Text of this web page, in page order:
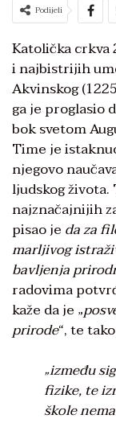
Podijeli
Katolička crkva
i najbistrijih
Akvinskog
ga je proglasio
bok svetom
Time je
njegovo
ljudskog
najznačajnijih
pisao je da za
marljivog
bavljenja
radovima
kaže da je „
prirode“, te
„između
fizike, te
škole